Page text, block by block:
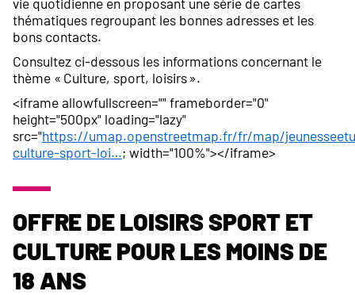
thématiques regroupant les bonnes adresses et les
bons contacts.
Consultez ci-dessous les informations concernant le
thème « Culture, sport, loisirs ».
<iframe allowfullscreen="" frameborder="0"
height="500px" loading="lazy"
src="https://umap.openstreetmap.fr/fr/map/
culture-sport-loi…; width="100%"></iframe>
Offre de loisirs sport et
culture pour les moins de
18 ans